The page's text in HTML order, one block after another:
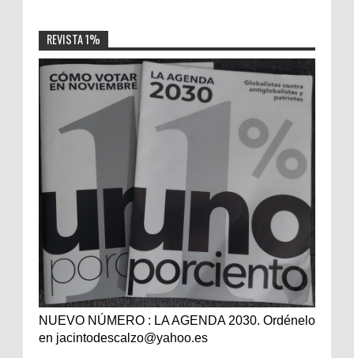
REVISTA 1%
NUEVO NÚMERO : LA AGENDA 2030. Ordénelo
en jacintodescalzo@yahoo.es